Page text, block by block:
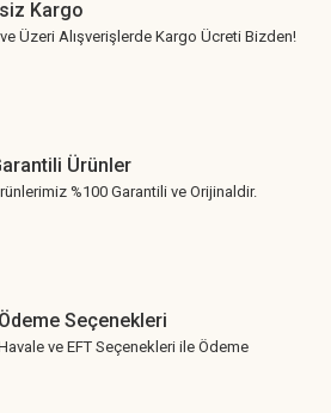
Kargo
Üzeri Alışverişlerde Kargo Ücreti Bizden!
Ürünler
%100 Garantili ve Orijinaldir.
Ödeme Seçenekleri
ve EFT Seçenekleri ile Ödeme